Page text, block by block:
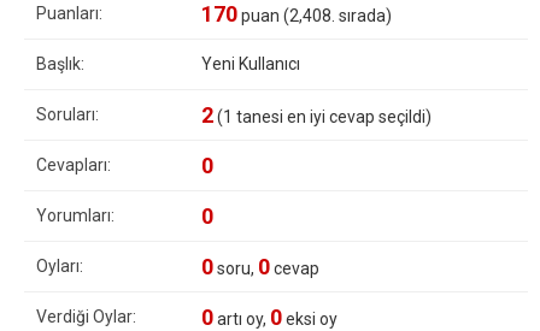
Puanları: 170puan (2,408 . sırada)
Başlık: Yeni Kullanıcı
Soruları: 2(1 tanesi en iyi cevap seçildi)
Cevapları: 0
Yorumları: 0
Oyları: 0soru, 0cevap
Verdiği Oylar: 0artı oy, 0eksi oy